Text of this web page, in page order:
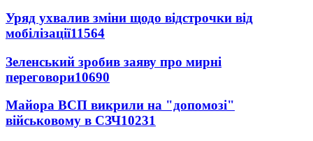
Уряд ухвалив зміни щодо відстрочки від
мобілізації11564
Зеленський зробив заяву про мирні
переговори10690
Майора ВСП викрили на "допомозі"
військовому в СЗЧ10231